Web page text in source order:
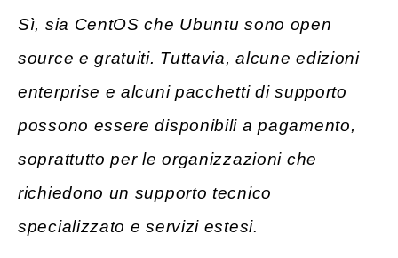
Sì, sia CentOS che Ubuntu sono open
source e gratuiti. Tuttavia, alcune edizioni
enterprise e alcuni pacchetti di supporto
possono essere disponibili a pagamento,
soprattutto per le organizzazioni che
richiedono un supporto tecnico
specializzato e servizi estesi.